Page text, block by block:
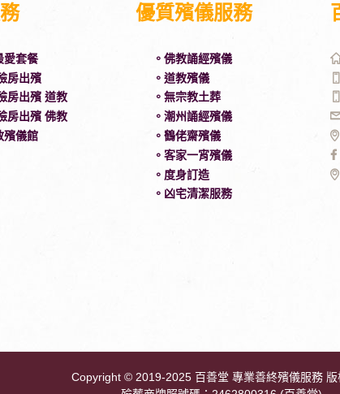
愛套餐
房出殯
房出殯 道教
房出殯 佛教
殯儀館
優質殯儀服務
。佛教誦經殯儀
。道教殯儀
。無宗教土葬
。潮州誦經殯儀
。鶴佬齋殯儀
。客家一宵殯儀
。度身訂造
。凶宅清潔服務
Copyright © 2019-2025 百善堂 專業善終殯儀服務 版